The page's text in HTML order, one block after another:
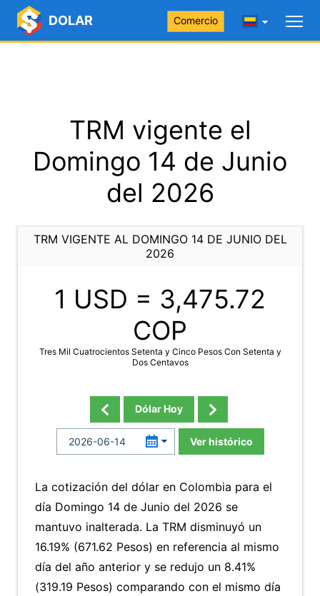
DOLAR Comercio
TRM vigente el
Domingo 14 de Junio
del 2026
TRM VIGENTE AL DOMINGO 14 DE JUNIO DEL
2026
1 USD = 3,475.72
COP
Tres Mil Cuatrocientos Setenta y Cinco Pesos Con Setenta y
Dos Centavos
Dólar Hoy
Ver histórico
La cotización del dólar en Colombia para el
día Domingo 14 de Junio del 2026 se
mantuvo inalterada. La TRM disminuyó un
16.19% (671.62 Pesos) en referencia al mismo
día del año anterior y se redujo un 8.41%
(319.19 Pesos) comparando con el mismo día